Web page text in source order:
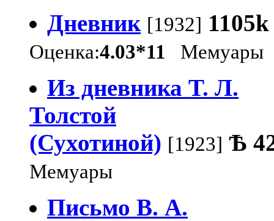
Дневник [1932] 1105k
Оценка:4.03*11 Мемуары
Из дневника T. Л.
Толстой
(Сухотиной) [1923] Ѣ
Мемуары
Письмо В. А.